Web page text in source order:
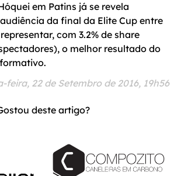
em Patins já se revela
da final da Elite Cup entre
com 3.2% de share
o melhor resultado do
feira, 22 de Setembro de 2016, 19h56
deste artigo?